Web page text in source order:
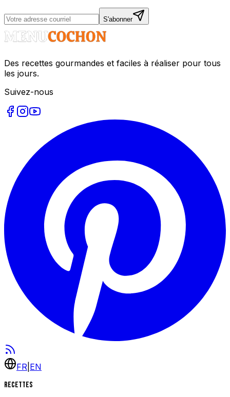
S'abonner
Des recettes gourmandes et faciles à réaliser pour tous
les jours.
Suivez-nous
FR EN
Recettes